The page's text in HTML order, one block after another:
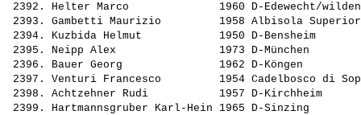
2392. Helter Marco
1960 D-Edewecht/
2393. Gambetti Maurizio
1958 Albisola
2394. Kuzbida Helmut
1950 D-Bensheim
2395. Neipp Alex
1973 D-München
2396. Bauer Georg
1962 D-Köngen
2397. Venturi Francesco
1954 Cadelbosco di
2398. Achtzehner Rudi
1957 D-Kirchheim
2399. Hartmannsgruber Karl-Hein 1965 D-Sinzing